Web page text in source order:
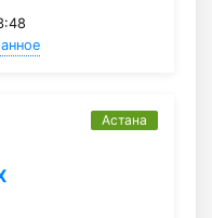
Астана